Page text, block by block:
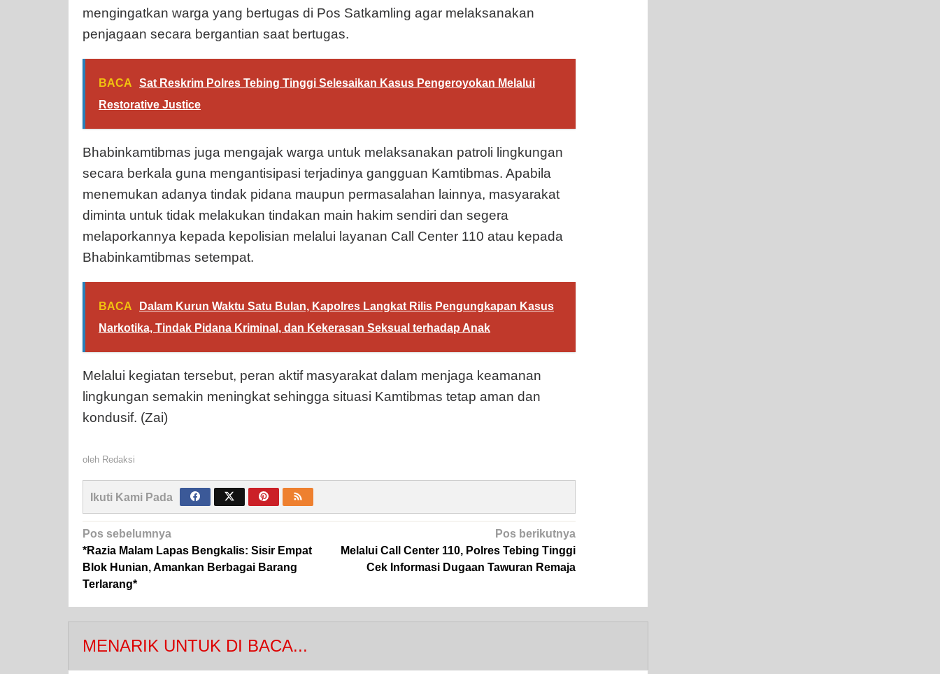
mengingatkan warga yang bertugas di Pos Satkamling agar melaksanakan
penjagaan secara bergantian saat bertugas.
BACA
Sat Reskrim Polres Tebing Tinggi Selesaikan Kasus Pengeroyokan Melalui
Restorative Justice
Bhabinkamtibmas juga mengajak warga untuk melaksanakan patroli lingkungan
secara berkala guna mengantisipasi terjadinya gangguan Kamtibmas. Apabila
menemukan adanya tindak pidana maupun permasalahan lainnya, masyarakat
diminta untuk tidak melakukan tindakan main hakim sendiri dan segera
melaporkannya kepada kepolisian melalui layanan Call Center 110 atau kepada
Bhabinkamtibmas setempat.
BACA
Dalam Kurun Waktu Satu Bulan, Kapolres Langkat Rilis Pengungkapan Kasus
Narkotika, Tindak Pidana Kriminal, dan Kekerasan Seksual terhadap Anak
Melalui kegiatan tersebut, peran aktif masyarakat dalam menjaga keamanan
lingkungan semakin meningkat sehingga situasi Kamtibmas tetap aman dan
kondusif. (Zai)
oleh Redaksi
Ikuti Kami Pada
Navigasi
pos
Pos sebelumnya
*Razia Malam Lapas Bengkalis: Sisir Empat
Blok Hunian, Amankan Berbagai Barang
Terlarang*
Pos berikutnya
Melalui Call Center 110, Polres Tebing Tinggi
Cek Informasi Dugaan Tawuran Remaja
MENARIK UNTUK DI BACA...